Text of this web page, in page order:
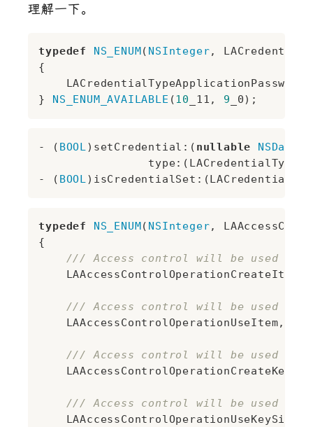
理解一下。
typedef NS_ENUM( NSInteger,
{
} NS_ENUM_AVAILABLE (10 _11, 9
- ( BOOL)setCredential:( nullable NSData
- ( BOOL
typedef NS_ENUM ( NSInteger,
{
/// Access control will be used for
    LAAccessControlOperationCreateItem,
/// Access control will be used for
    LAAccessControlOperationUseItem,
/// Access control will be used for
    LAAccessControlOperationCreateKey,
/// Access control will be used for
    LAAccessControlOperationUseKeySign